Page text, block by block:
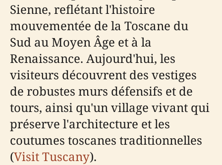
Sienne, reflétant l'histoire
mouvementée de la Toscane du
Sud au Moyen Âge et à la
Renaissance. Aujourd'hui, les
visiteurs découvrent des vestiges
de robustes murs défensifs et de
tours, ainsi qu'un village vivant qui
préserve l'architecture et les
coutumes toscanes traditionnelles
(Visit Tuscany).